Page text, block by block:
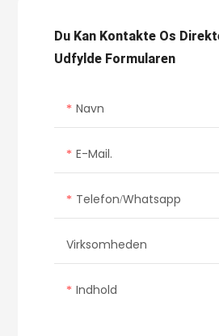
Du Kan Kontakte Os
Udfylde Formularen
Navn
E-Mail.
Telefon/whatsapp
Virksomheden
Indhold